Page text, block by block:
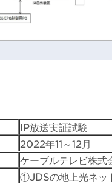
IP放送実証試験
2022年11～12月
ケーブルテレビ株式
①JDSの地上光ネッ